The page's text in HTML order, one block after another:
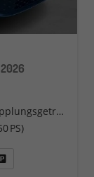
2026
Doppelkupplungsgetriebe (DSG)
PS)
Datei, Fahrzeugexposé